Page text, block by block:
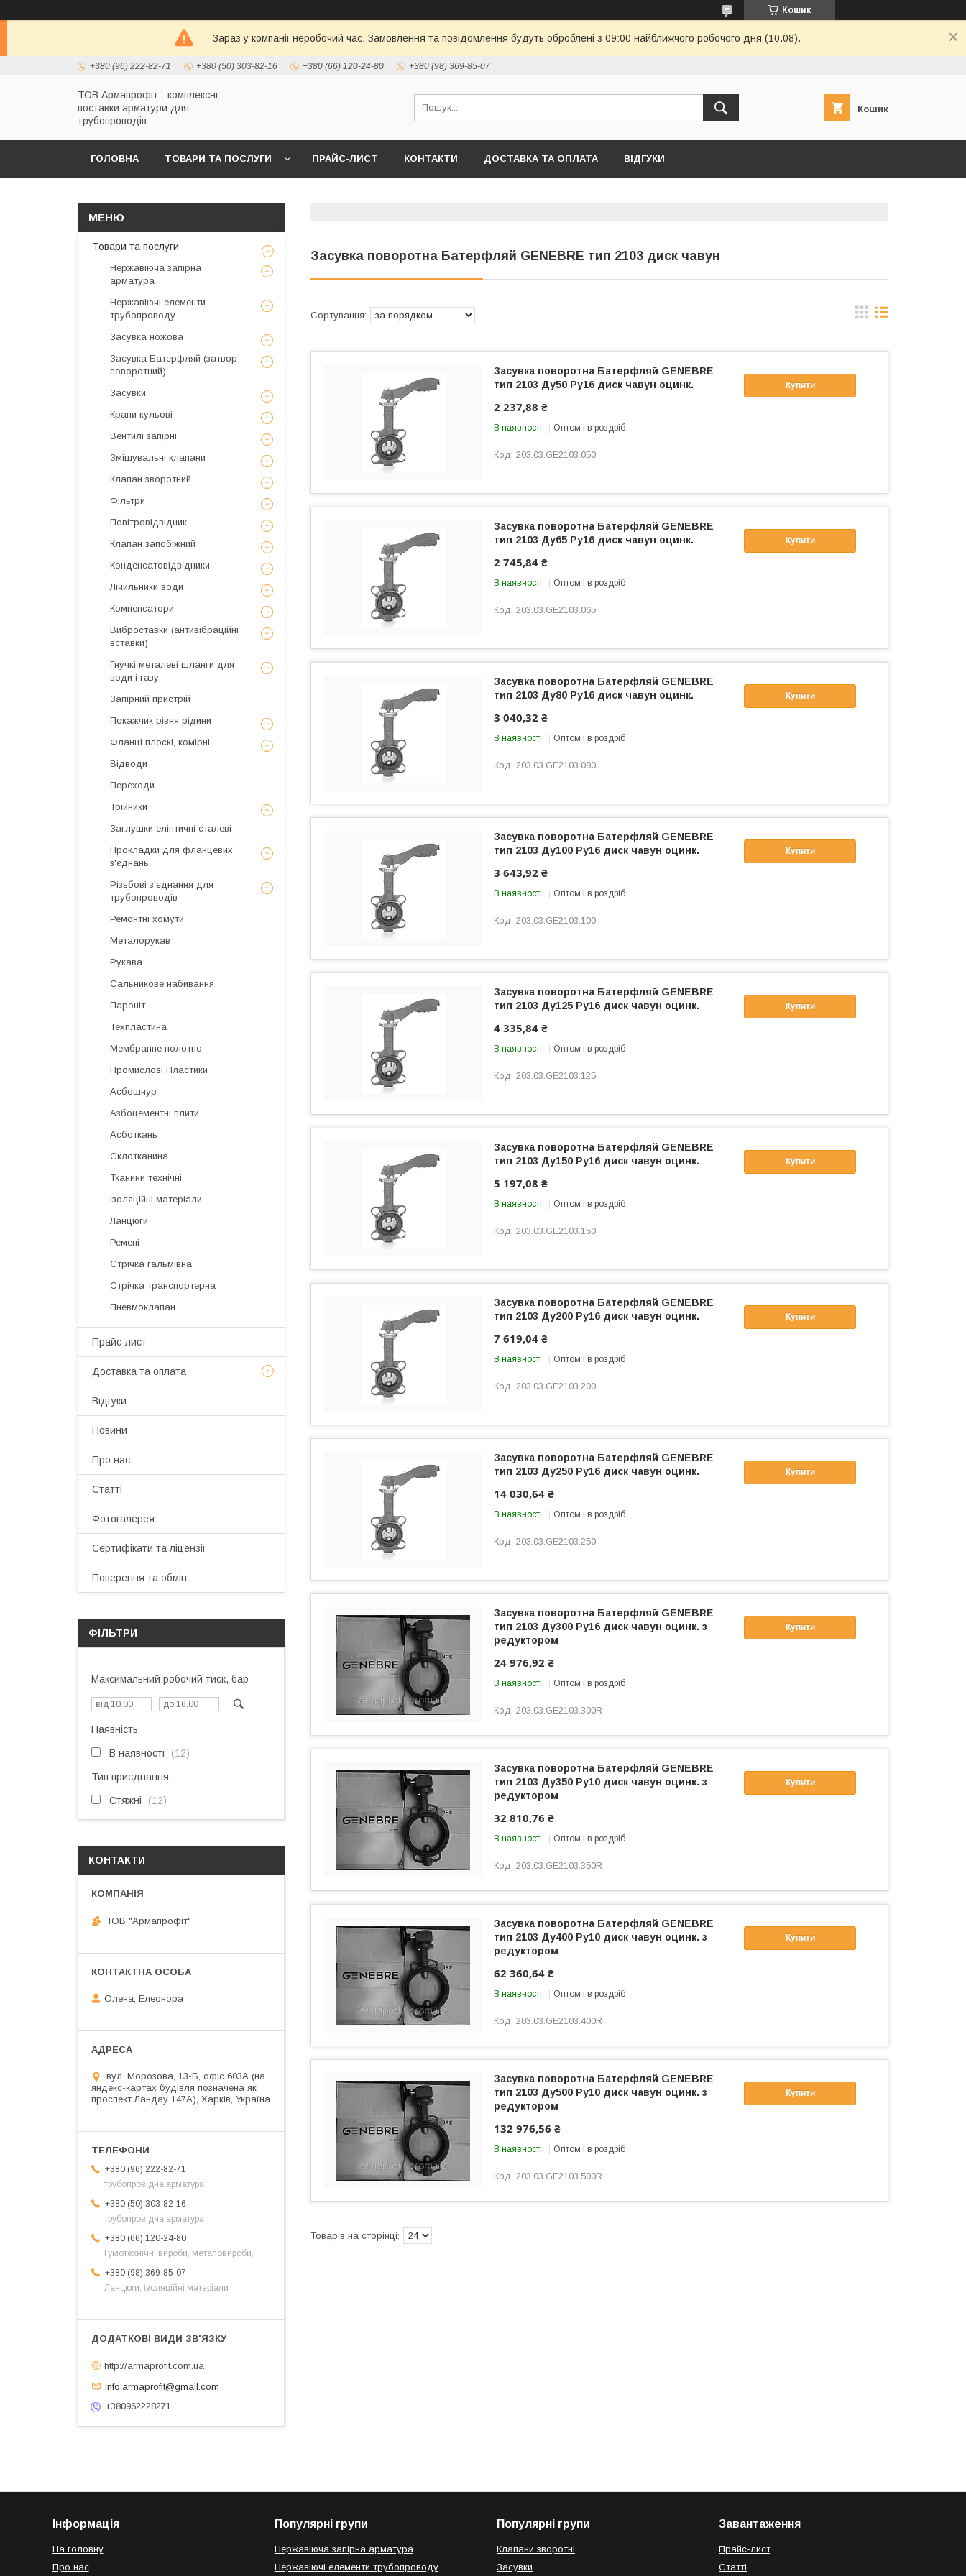
Кошик
Зараз у компанії неробочий час. Замовлення та повідомлення будуть оброблені з 09:00 найближчого робочого дня (10.08).
+380 (96) 222-82-71 +380 (50) 303-82-16 +380 (66) 120-24-80 +380 (98) 369-85-07
ТОВ Армапрофіт - комплексні
поставки арматури для
трубопроводів
Кошик
ГОЛОВНА ТОВАРИ ТА ПОСЛУГИ ПРАЙС-ЛИСТ КОНТАКТИ ДОСТАВКА ТА ОПЛАТА ВІДГУКИ
Засувка поворотна Батерфляй GENEBRE тип 2103 диск чавун
Купити
Засувка поворотна Батерфляй GENEBRE
тип 2103 Ду50 Ру16 диск чавун оцинк.
2 237,88 ₴
В наявності Оптом і в роздріб
203.03.GE2103.050
Купити
Засувка поворотна Батерфляй GENEBRE
тип 2103 Ду65 Ру16 диск чавун оцинк.
2 745,84 ₴
В наявності Оптом і в роздріб
203.03.GE2103.065
Купити
Засувка поворотна Батерфляй GENEBRE
тип 2103 Ду80 Ру16 диск чавун оцинк.
3 040,32 ₴
В наявності Оптом і в роздріб
203.03.GE2103.080
Купити
Засувка поворотна Батерфляй GENEBRE
тип 2103 Ду100 Ру16 диск чавун оцинк.
3 643,92 ₴
В наявності Оптом і в роздріб
203.03.GE2103.100
Купити
Засувка поворотна Батерфляй GENEBRE
тип 2103 Ду125 Ру16 диск чавун оцинк.
4 335,84 ₴
В наявності Оптом і в роздріб
203.03.GE2103.125
Купити
Засувка поворотна Батерфляй GENEBRE
тип 2103 Ду150 Ру16 диск чавун оцинк.
5 197,08 ₴
В наявності Оптом і в роздріб
203.03.GE2103.150
Купити
Засувка поворотна Батерфляй GENEBRE
тип 2103 Ду200 Ру16 диск чавун оцинк.
7 619,04 ₴
В наявності Оптом і в роздріб
203.03.GE2103.200
Купити
Засувка поворотна Батерфляй GENEBRE
тип 2103 Ду250 Ру16 диск чавун оцинк.
14 030,64 ₴
В наявності Оптом і в роздріб
203.03.GE2103.250
Купити
Засувка поворотна Батерфляй GENEBRE
тип 2103 Ду300 Ру16 диск чавун оцинк. з
редуктором
24 976,92 ₴
В наявності Оптом і в роздріб
203.03.GE2103.300R
Купити
Засувка поворотна Батерфляй GENEBRE
тип 2103 Ду350 Ру10 диск чавун оцинк. з
редуктором
32 810,76 ₴
В наявності Оптом і в роздріб
203.03.GE2103.350R
Купити
Засувка поворотна Батерфляй GENEBRE
тип 2103 Ду400 Ру10 диск чавун оцинк. з
редуктором
62 360,64 ₴
В наявності Оптом і в роздріб
203.03.GE2103.400R
Купити
Засувка поворотна Батерфляй GENEBRE
тип 2103 Ду500 Ру10 диск чавун оцинк. з
редуктором
132 976,56 ₴
В наявності Оптом і в роздріб
203.03.GE2103.500R
Товари та послуги
Нержавіюча запірна
арматура
Нержавіючі елементи
трубопроводу
Засувка ножова
Засувка Батерфляй (затвор
поворотний)
Засувки
Крани кульові
Вентилі запірні
Змішувальні клапани
Клапан зворотний
Фільтри
Повітровідвідник
Клапан запобіжний
Конденсатовідвідники
Лічильники води
Компенсатори
Виброставки (антивібраційні
вставки)
Гнучкі металеві шланги для
води і газу
Запірний пристрій
Покажчик рівня рідини
Фланці плоскі, комірні
Відводи
Переходи
Трійники
Заглушки еліптичні сталеві
Прокладки для фланцевих
з'єднань
Різьбові з'єднання для
трубопроводів
Ремонтні хомути
Металорукав
Рукава
Сальникове набивання
Пароніт
Техпластина
Мембранне полотно
Промислові Пластики
Асбошнур
Азбоцементні плити
Асботкань
Склотканина
Тканини технічні
Ізоляційні матеріали
Ланцюги
Ремені
Стрічка гальмівна
Стрічка транспортерна
Пневмоклапан
Прайс-лист
Доставка та оплата
Відгуки
Новини
Про нас
Статті
Фотогалерея
Сертифікати та ліцензії
Поверення та обмін
ФІЛЬТРИ
Максимальний робочий тиск, бар
Наявність
В наявності 12
Тип приєднання
Стяжні 12
КОНТАКТИ
ТОВ "Армапрофіт"
Олена, Елеонора
вул. Морозова, 13-Б, офіс 603А (на
яндекс-картах будівля позначена як
проспект Ландау 147А), Харків, Україна
+380 (96) 222-82-71
трубопровідна арматура
+380 (50) 303-82-16
трубопровідна арматура
+380 (66) 120-24-80
Гумотехнічні вироби, металовироби,
+380 (98) 369-85-07
Ланцюги, ізоляційні матеріали
http://armaprofit.com.ua
info.armaprofit@gmail.com
+380962228271
Інформація
На головну
Про нас
Популярні групи
Нержавіюча запірна арматура
Нержавіючі елементи трубопроводу
Популярні групи
Клапани зворотні
Засувки
Завантаження
Прайс-лист
Статті